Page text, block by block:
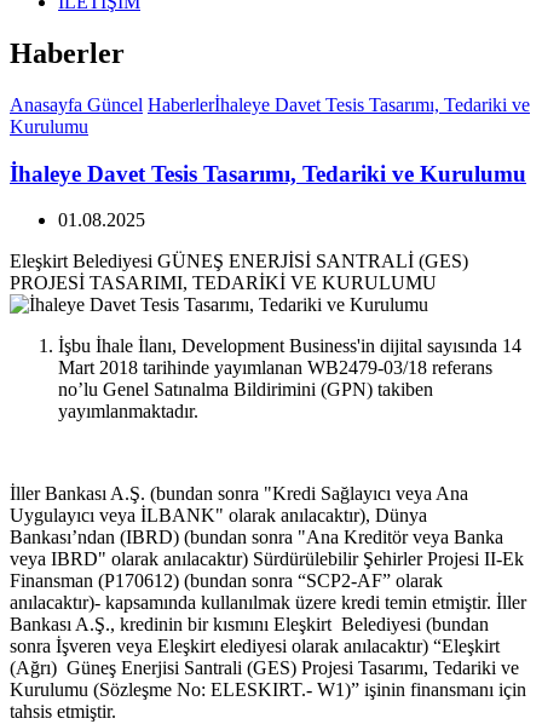
Haberler
Anasayfa Güncel Haberlerİhaleye Davet Tesis Tasarımı, Tedariki ve
Kurulumu
İhaleye Davet Tesis Tasarımı, Tedariki ve Kurulumu
01.08.2025
Eleşkirt Belediyesi GÜNEŞ ENERJİSİ SANTRALİ (GES)
PROJESİ TASARIMI, TEDARİKİ VE KURULUMU
İşbu İhale İlanı, Development Business'in dijital sayısında 14
Mart 2018 tarihinde yayımlanan WB2479-03/18 referans
no’lu Genel Satınalma Bildirimini (GPN) takiben
yayımlanmaktadır.
İller Bankası A.Ş. (bundan sonra "Kredi Sağlayıcı veya Ana
Uygulayıcı veya İLBANK" olarak anılacaktır), Dünya
Bankası’ndan (IBRD) (bundan sonra "Ana Kreditör veya Banka
veya IBRD" olarak anılacaktır) Sürdürülebilir Şehirler Projesi II-Ek
Finansman (P170612) (bundan sonra “SCP2-AF” olarak
anılacaktır)- kapsamında kullanılmak üzere kredi temin etmiştir. İller
Bankası A.Ş., kredinin bir kısmını Eleşkirt Belediyesi (bundan
sonra İşveren veya Eleşkirt elediyesi olarak anılacaktır) “Eleşkirt
(Ağrı) Güneş Enerjisi Santrali (GES) Projesi Tasarımı, Tedariki ve
Kurulumu (Sözleşme No: ELESKIRT.- W1)” işinin finansmanı için
tahsis etmiştir.